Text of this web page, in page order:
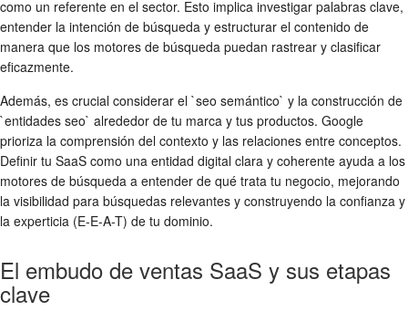
como un referente en el sector. Esto implica investigar palabras clave,
entender la intención de búsqueda y estructurar el contenido de
manera que los motores de búsqueda puedan rastrear y clasificar
eficazmente.
Además, es crucial considerar el `seo semántico` y la construcción de
`entidades seo` alrededor de tu marca y tus productos. Google
prioriza la comprensión del contexto y las relaciones entre conceptos.
Definir tu SaaS como una entidad digital clara y coherente ayuda a los
motores de búsqueda a entender de qué trata tu negocio, mejorando
la visibilidad para búsquedas relevantes y construyendo la confianza y
la experticia (E-E-A-T) de tu dominio.
El embudo de ventas SaaS y sus etapas
clave